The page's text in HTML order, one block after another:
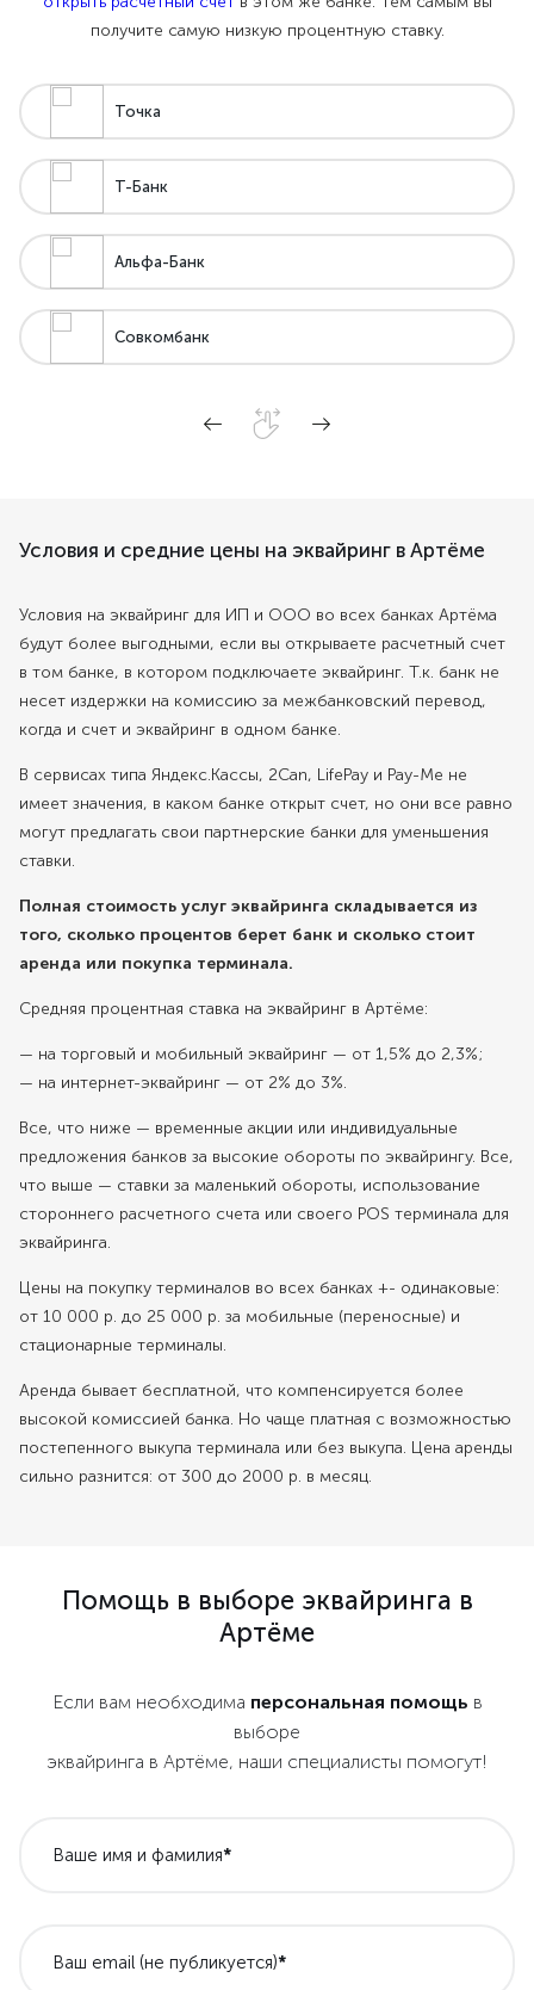
получите самую низкую процентную ставку.
Точка
Т-Банк
Альфа-Банк
Совкомбанк
Условия и средние цены на эквайринг в Артёме
Условия на эквайринг для ИП и ООО во всех банках Артёма
будут более выгодными, если вы открываете расчетный счет
в том банке, в котором подключаете эквайринг. Т.к. банк не
несет издержки на комиссию за межбанковский перевод,
когда и счет и эквайринг в одном банке.
В сервисах типа Яндекс.Кассы, 2Can, LifePay и Pay-Me не
имеет значения, в каком банке открыт счет, но они все равно
могут предлагать свои партнерские банки для уменьшения
ставки.
Полная стоимость услуг эквайринга складывается из
того, сколько процентов берет банк и сколько стоит
аренда или покупка терминала.
Средняя процентная ставка на эквайринг в Артёме:
— на торговый и мобильный эквайринг — от 1,5% до 2,3%;
— на интернет-эквайринг — от 2% до 3%.
Все, что ниже — временные акции или индивидуальные
предложения банков за высокие обороты по эквайрингу. Все,
что выше — ставки за маленький обороты, использование
стороннего расчетного счета или своего POS терминала для
эквайринга.
Цены на покупку терминалов во всех банках +- одинаковые:
от 10 000 р. до 25 000 р. за мобильные (переносные) и
стационарные терминалы.
Аренда бывает бесплатной, что компенсируется более
высокой комиссией банка. Но чаще платная с возможностью
постепенного выкупа терминала или без выкупа. Цена аренды
сильно разнится: от 300 до 2000 р. в месяц.
Помощь в выборе эквайринга в
Артёме
Если вам необходима персональная помощь в
выборе
эквайринга в Артёме, наши специалисты помогут!
Ваше имя и фамилия*
Ваш email (не публикуется)*